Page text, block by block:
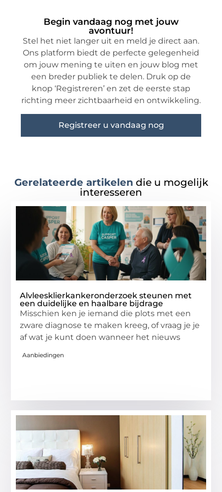
Begin vandaag nog met jouw
avontuur!
Stel het niet langer uit en meld je direct aan.
Ons platform biedt de perfecte gelegenheid
om jouw mening te uiten en jouw blog met
een breder publiek te delen. Druk op de
knop ‘Registreren’ en zet de eerste stap
richting meer zichtbaarheid en ontwikkeling.
Registreer u vandaag nog
Gerelateerde artikelen die u mogelijk
interesseren
Alvleesklierkankeronderzoek steunen met
een duidelijke en haalbare bijdrage
Misschien ken je iemand die plots met een
zware diagnose te maken kreeg, of vraag je je
af wat je kunt doen wanneer het nieuws
Aanbiedingen